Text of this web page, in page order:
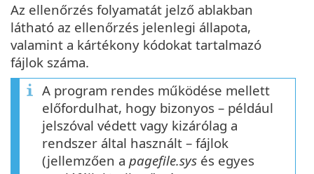
Az ellenőrzés folyamatát jelző ablakban
látható az ellenőrzés jelenlegi állapota,
valamint a kártékony kódokat tartalmazó
fájlok száma.
A program rendes működése mellett
előfordulhat, hogy bizonyos – például
jelszóval védett vagy kizárólag a
rendszer által használt – fájlok
(jellemzően a pagefile.sys és egyes